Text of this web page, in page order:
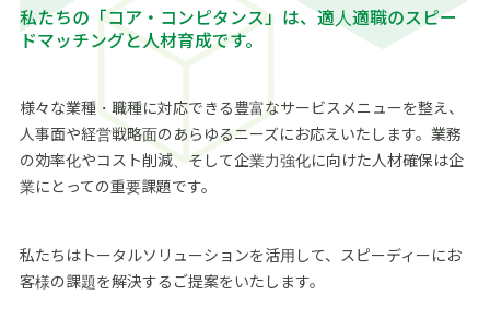
私たちの「コア・コンピタンス」は、適人適職のスピー
ドマッチングと人材育成です。
様々な業種・職種に対応できる豊富なサービスメニューを整え、
人事面や経営戦略面のあらゆるニーズにお応えいたします。業務
の効率化やコスト削減、そして企業力強化に向けた人材確保は企
業にとっての重要課題です。
私たちはトータルソリューションを活用して、スピーディーにお
客様の課題を解決するご提案をいたします。